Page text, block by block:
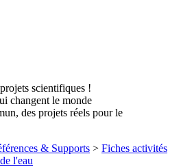
scientifiques !
changent le monde
des projets réels pour le
& Supports > Fiches activités
l'eau